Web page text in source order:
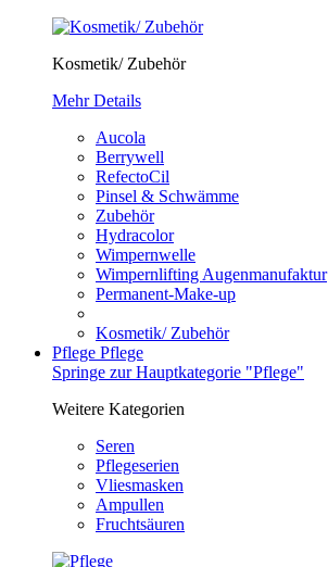
Kosmetik/ Zubehör
Mehr Details
Aucola
Berrywell
RefectoCil
Pinsel & Schwämme
Zubehör
Hydracolor
Wimpernwelle
Wimpernlifting Augenmanufaktur
Permanent-Make-up
Kosmetik/ Zubehör
Pflege Pflege
Springe zur Hauptkategorie "Pflege"
Weitere Kategorien
Seren
Pflegeserien
Vliesmasken
Ampullen
Fruchtsäuren